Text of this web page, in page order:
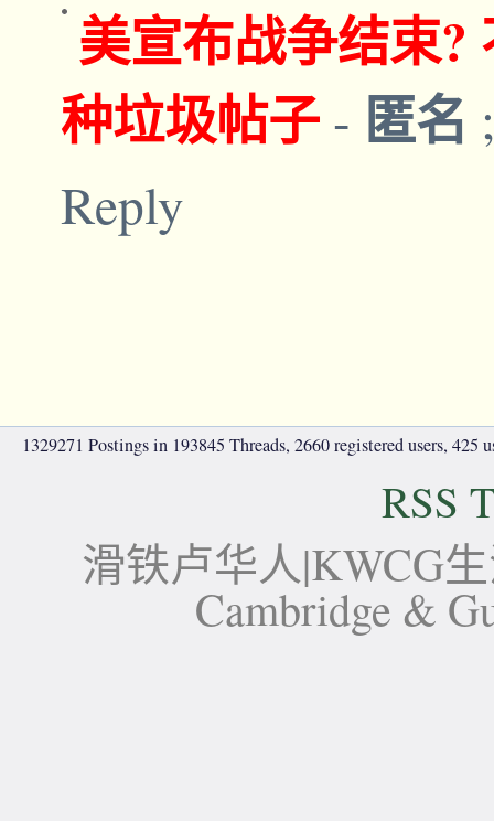
美宣布战争结束?
种垃圾帖子 - 匿名
Reply
1329271 Postings in 193845 Threads, 2660 registered users, 425
RSS
滑铁卢华人|KWCG
Cambridge &